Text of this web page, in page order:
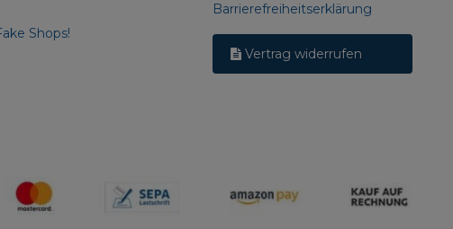
Shops!
Barrierefreiheitserklärung
Vertrag widerrufen